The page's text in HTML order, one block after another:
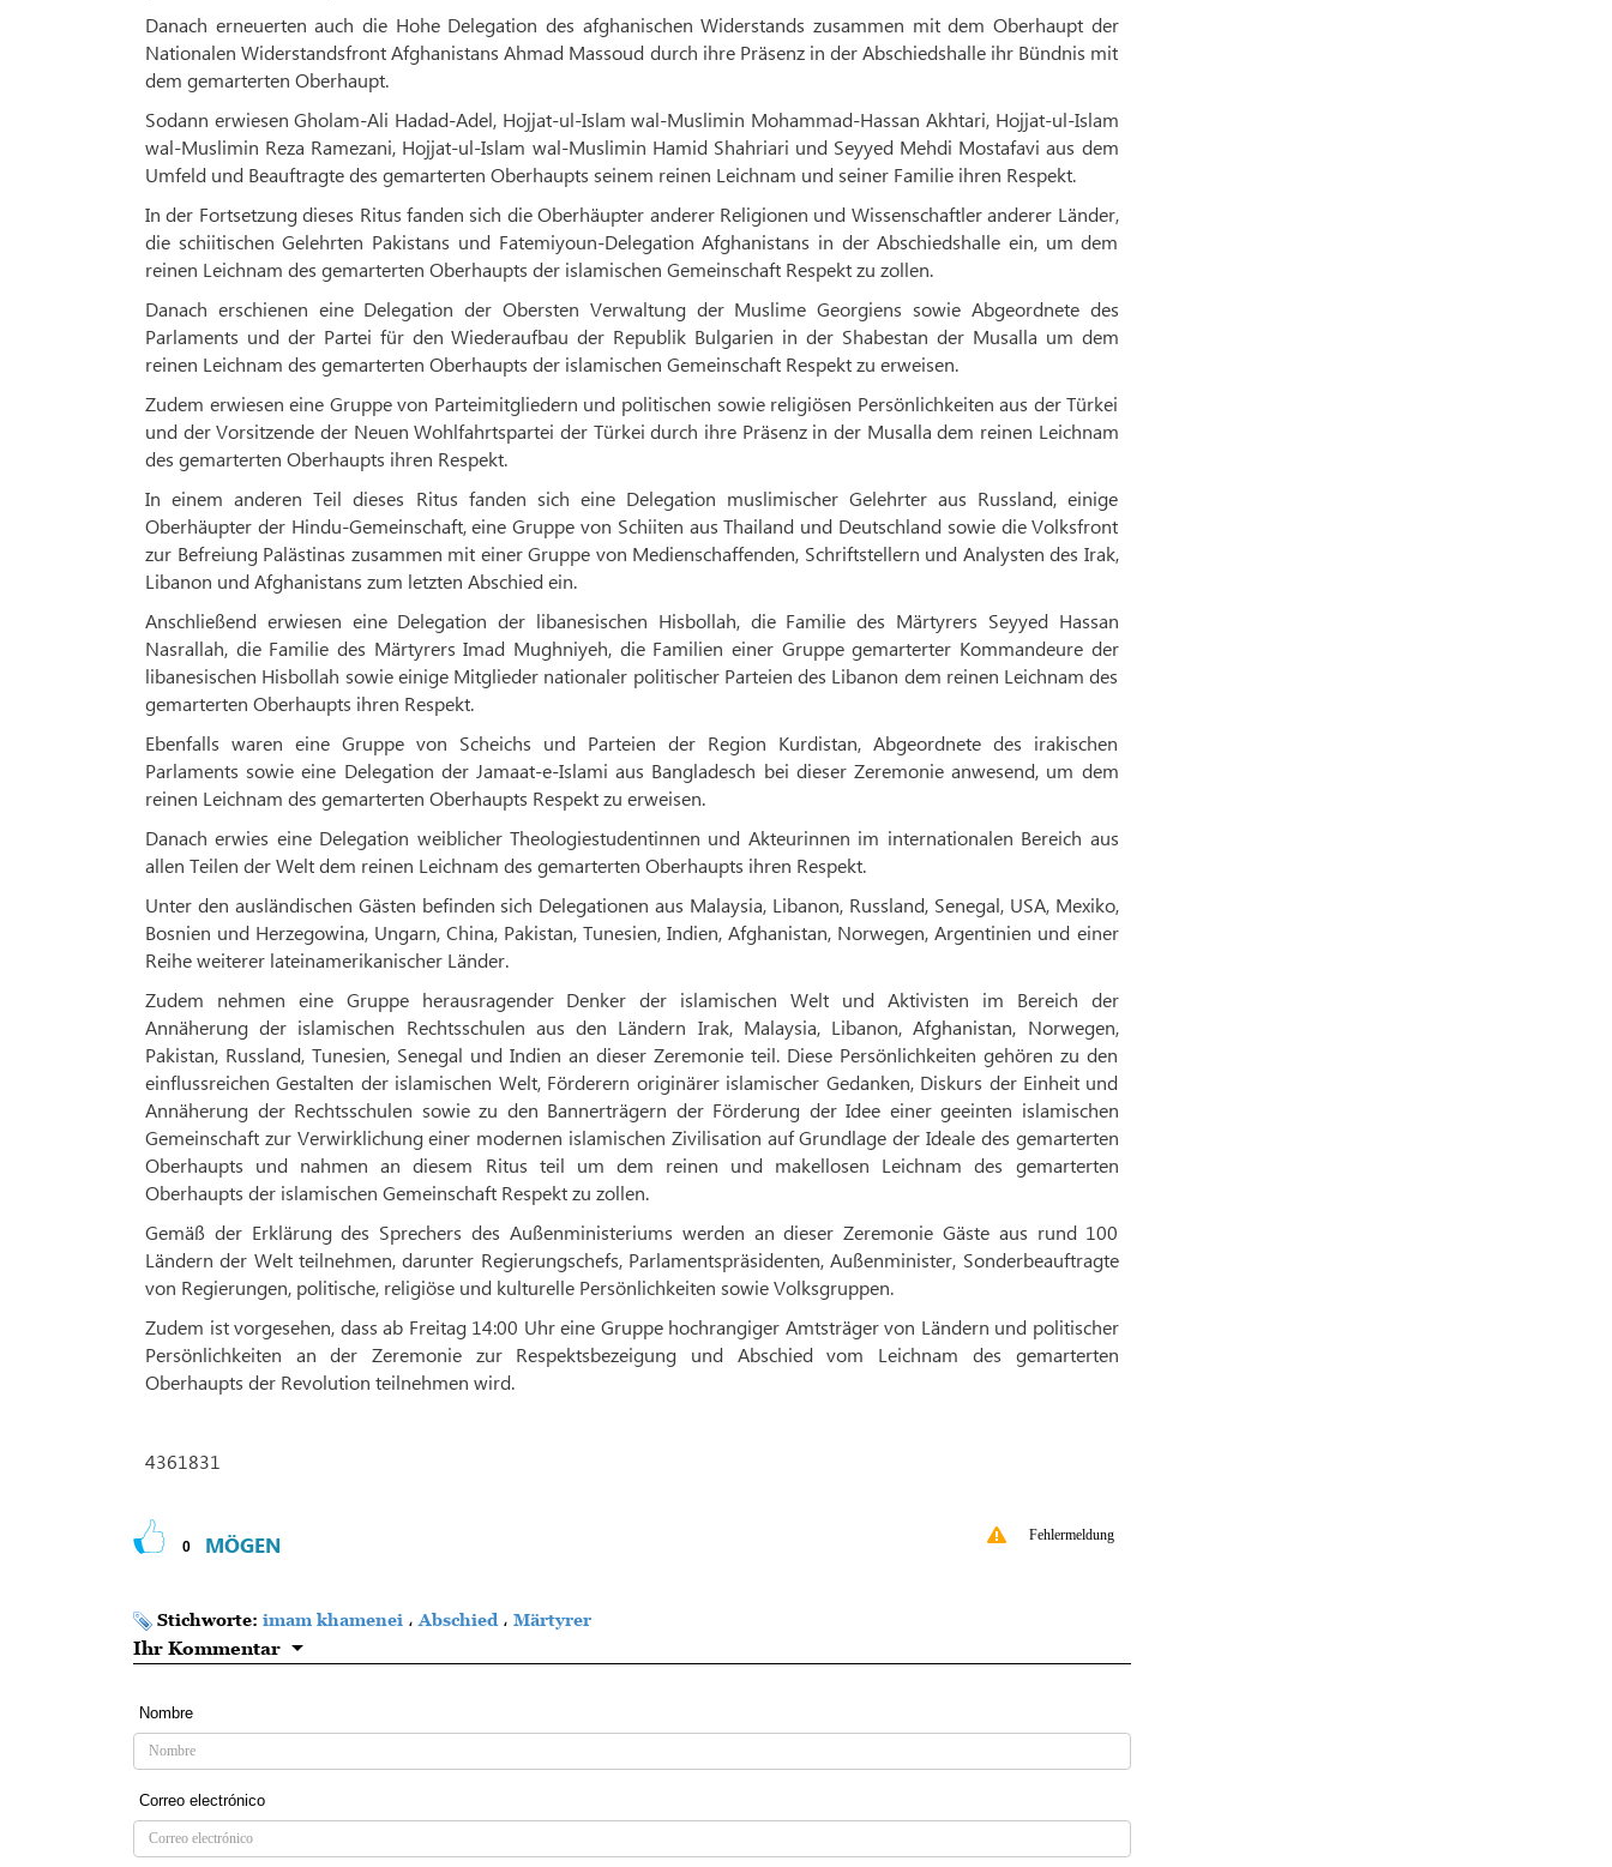
Danach erneuerten auch die Hohe Delegation des afghanischen Widerstands zusammen mit dem Oberhaupt der
Nationalen Widerstandsfront Afghanistans Ahmad Massoud durch ihre Präsenz in der Abschiedshalle ihr Bündnis mit
dem gemarterten Oberhaupt.
Sodann erwiesen Gholam-Ali Hadad-Adel, Hojjat-ul-Islam wal-Muslimin Mohammad-Hassan Akhtari, Hojjat-ul-Islam
wal-Muslimin Reza Ramezani, Hojjat-ul-Islam wal-Muslimin Hamid Shahriari und Seyyed Mehdi Mostafavi aus dem
Umfeld und Beauftragte des gemarterten Oberhaupts seinem reinen Leichnam und seiner Familie ihren Respekt.
In der Fortsetzung dieses Ritus fanden sich die Oberhäupter anderer Religionen und Wissenschaftler anderer Länder,
die schiitischen Gelehrten Pakistans und Fatemiyoun-Delegation Afghanistans in der Abschiedshalle ein, um dem
reinen Leichnam des gemarterten Oberhaupts der islamischen Gemeinschaft Respekt zu zollen.
Danach erschienen eine Delegation der Obersten Verwaltung der Muslime Georgiens sowie Abgeordnete des
Parlaments und der Partei für den Wiederaufbau der Republik Bulgarien in der Shabestan der Musalla um dem
reinen Leichnam des gemarterten Oberhaupts der islamischen Gemeinschaft Respekt zu erweisen.
Zudem erwiesen eine Gruppe von Parteimitgliedern und politischen sowie religiösen Persönlichkeiten aus der Türkei
und der Vorsitzende der Neuen Wohlfahrtspartei der Türkei durch ihre Präsenz in der Musalla dem reinen Leichnam
des gemarterten Oberhaupts ihren Respekt.
In einem anderen Teil dieses Ritus fanden sich eine Delegation muslimischer Gelehrter aus Russland, einige
Oberhäupter der Hindu-Gemeinschaft, eine Gruppe von Schiiten aus Thailand und Deutschland sowie die Volksfront
zur Befreiung Palästinas zusammen mit einer Gruppe von Medienschaffenden, Schriftstellern und Analysten des Irak,
Libanon und Afghanistans zum letzten Abschied ein.
Anschließend erwiesen eine Delegation der libanesischen Hisbollah, die Familie des Märtyrers Seyyed Hassan
Nasrallah, die Familie des Märtyrers Imad Mughniyeh, die Familien einer Gruppe gemarterter Kommandeure der
libanesischen Hisbollah sowie einige Mitglieder nationaler politischer Parteien des Libanon dem reinen Leichnam des
gemarterten Oberhaupts ihren Respekt.
Ebenfalls waren eine Gruppe von Scheichs und Parteien der Region Kurdistan, Abgeordnete des irakischen
Parlaments sowie eine Delegation der Jamaat-e-Islami aus Bangladesch bei dieser Zeremonie anwesend, um dem
reinen Leichnam des gemarterten Oberhaupts Respekt zu erweisen.
Danach erwies eine Delegation weiblicher Theologiestudentinnen und Akteurinnen im internationalen Bereich aus
allen Teilen der Welt dem reinen Leichnam des gemarterten Oberhaupts ihren Respekt.
Unter den ausländischen Gästen befinden sich Delegationen aus Malaysia, Libanon, Russland, Senegal, USA, Mexiko,
Bosnien und Herzegowina, Ungarn, China, Pakistan, Tunesien, Indien, Afghanistan, Norwegen, Argentinien und einer
Reihe weiterer lateinamerikanischer Länder.
Zudem nehmen eine Gruppe herausragender Denker der islamischen Welt und Aktivisten im Bereich der
Annäherung der islamischen Rechtsschulen aus den Ländern Irak, Malaysia, Libanon, Afghanistan, Norwegen,
Pakistan, Russland, Tunesien, Senegal und Indien an dieser Zeremonie teil. Diese Persönlichkeiten gehören zu den
einflussreichen Gestalten der islamischen Welt, Förderern originärer islamischer Gedanken, Diskurs der Einheit und
Annäherung der Rechtsschulen sowie zu den Bannerträgern der Förderung der Idee einer geeinten islamischen
Gemeinschaft zur Verwirklichung einer modernen islamischen Zivilisation auf Grundlage der Ideale des gemarterten
Oberhaupts und nahmen an diesem Ritus teil um dem reinen und makellosen Leichnam des gemarterten
Oberhaupts der islamischen Gemeinschaft Respekt zu zollen.
Gemäß der Erklärung des Sprechers des Außenministeriums werden an dieser Zeremonie Gäste aus rund 100
Ländern der Welt teilnehmen, darunter Regierungschefs, Parlamentspräsidenten, Außenminister, Sonderbeauftragte
von Regierungen, politische, religiöse und kulturelle Persönlichkeiten sowie Volksgruppen.
Zudem ist vorgesehen, dass ab Freitag 14:00 Uhr eine Gruppe hochrangiger Amtsträger von Ländern und politischer
Persönlichkeiten an der Zeremonie zur Respektsbezeigung und Abschied vom Leichnam des gemarterten
Oberhaupts der Revolution teilnehmen wird.
4361831
0 MÖGEN Fehlermeldung
Stichworte: imam khamenei ، Abschied ، Märtyrer
Ihr Kommentar
Nombre
Correo electrónico